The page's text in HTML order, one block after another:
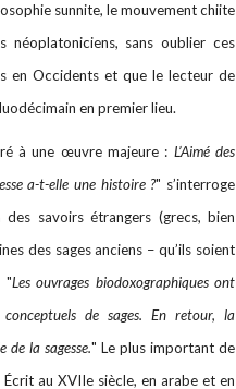
sunnite, le mouvement chiite
néoplatoniciens, sans oublier ces
en Occidents et que le lecteur de
en premier lieu.
à une œuvre majeure : L’Aimé des
a-t-elle une histoire ?" s’interroge
des savoirs étrangers (grecs, bien
des sages anciens – qu’ils soient
"Les ouvrages biodoxographiques ont
de sages. En retour, la
la sagesse." Le plus important de
au XVIIe siècle, en arabe et en